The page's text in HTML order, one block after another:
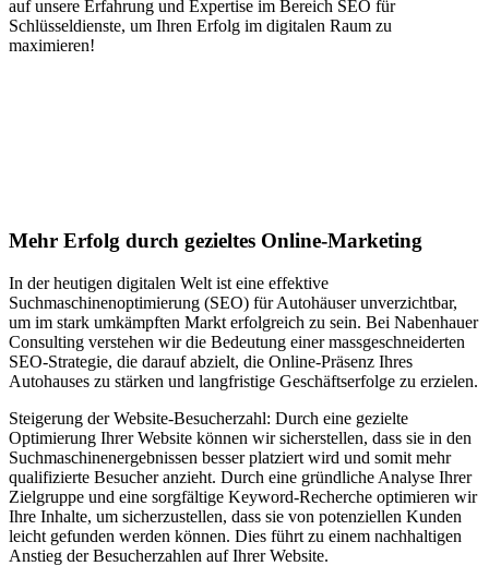
auf unsere Erfahrung und Expertise im Bereich SEO für
Schlüsseldienste, um Ihren Erfolg im digitalen Raum zu
maximieren!
Mehr Erfolg durch gezieltes Online-Marketing
In der heutigen digitalen Welt ist eine effektive
Suchmaschinenoptimierung (SEO) für Autohäuser unverzichtbar,
um im stark umkämpften Markt erfolgreich zu sein. Bei Nabenhauer
Consulting verstehen wir die Bedeutung einer massgeschneiderten
SEO-Strategie, die darauf abzielt, die Online-Präsenz Ihres
Autohauses zu stärken und langfristige Geschäftserfolge zu erzielen.
Steigerung der Website-Besucherzahl: Durch eine gezielte
Optimierung Ihrer Website können wir sicherstellen, dass sie in den
Suchmaschinenergebnissen besser platziert wird und somit mehr
qualifizierte Besucher anzieht. Durch eine gründliche Analyse Ihrer
Zielgruppe und eine sorgfältige Keyword-Recherche optimieren wir
Ihre Inhalte, um sicherzustellen, dass sie von potenziellen Kunden
leicht gefunden werden können. Dies führt zu einem nachhaltigen
Anstieg der Besucherzahlen auf Ihrer Website.